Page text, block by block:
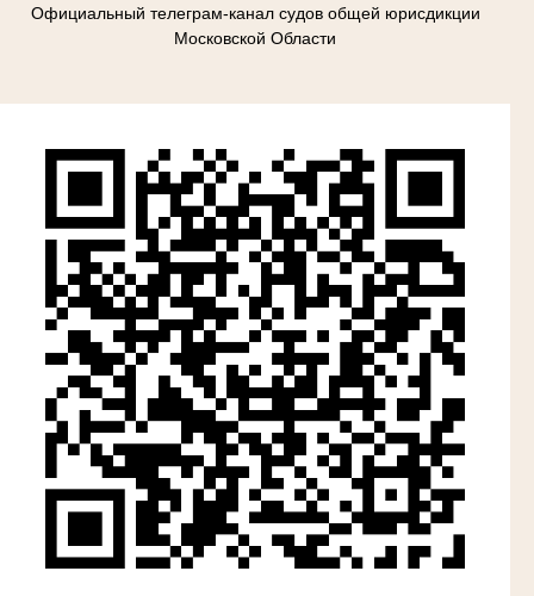
Официальный телеграм-канал судов общей юрисдикции
Московской Области